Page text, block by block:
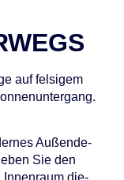
Au­ßen­de­
Sie den
In­nen­raum die­